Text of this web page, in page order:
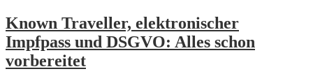
Known Traveller, elektronischer
Impfpass und DSGVO: Alles schon
vorbereitet